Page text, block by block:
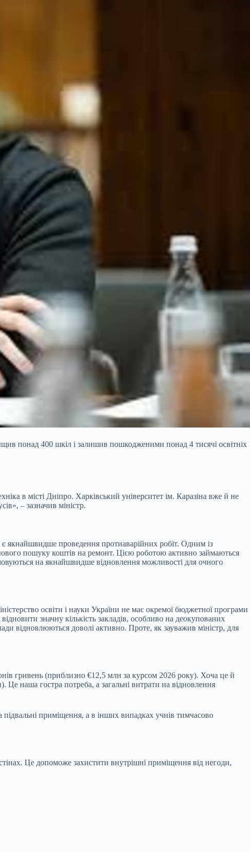
понад 400 шкіл і залишив пошкодженими понад 4 тисячі освітніх
в місті Дніпро. Харківський університет ім. Каразіна вже й не
– зазначив міністр.
якнайшвидше проведення протиаварійних робіт. Одним із
пошуку коштів на ремонт. Цією роботою активно займаються
на якнайшвидше відновлення можливості для очного
освіти і науки України не має окремої бюджетної програми
значну кількість закладів, особливо на деокупованих
відновлюються доволі активно. Проте, як зауважив міністр, для
гривень (приблизно €12,5 млн за курсом 2026 року). Хоча це й
Це наша гостра потреба, а загальні витрати на відновлення
приміщення, а в інших випадках учнів тимчасово
Це допоможе захистити внутрішні приміщення від негоди,